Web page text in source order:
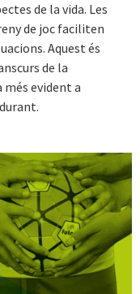
de la vida. Les
de joc faciliten
Aquest és
de la
evident a